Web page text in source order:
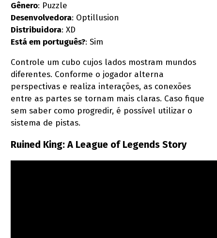
Gênero: Puzzle
Desenvolvedora: Optillusion
Distribuidora: XD
Está em português?: Sim
Controle um cubo cujos lados mostram mundos
diferentes. Conforme o jogador alterna
perspectivas e realiza interações, as conexões
entre as partes se tornam mais claras. Caso fique
sem saber como progredir, é possível utilizar o
sistema de pistas.
Ruined King: A League of Legends Story